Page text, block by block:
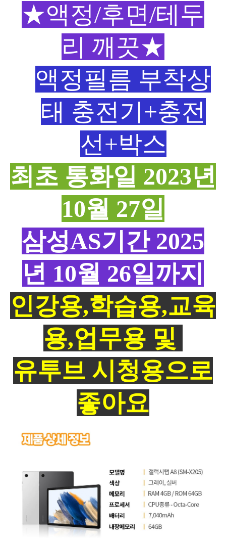
★액정/후면/테두
리 깨끗★
액정필름 부착상
태 충전기+충전
선+박스
최초 통화일 2023년
10월 27일
삼성AS기간 2025
년 10월 26일까지
인강용,학습용,교육
용,업무용 및
유투브 시청용으로
좋아요